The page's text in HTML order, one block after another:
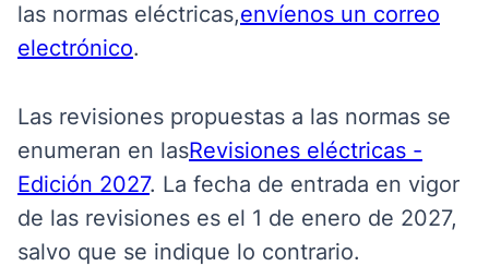
las normas eléctricas,envíenos un correo
electrónico.
Las revisiones propuestas a las normas se
enumeran en lasRevisiones eléctricas -
Edición 2027. La fecha de entrada en vigor
de las revisiones es el 1 de enero de 2027,
salvo que se indique lo contrario.